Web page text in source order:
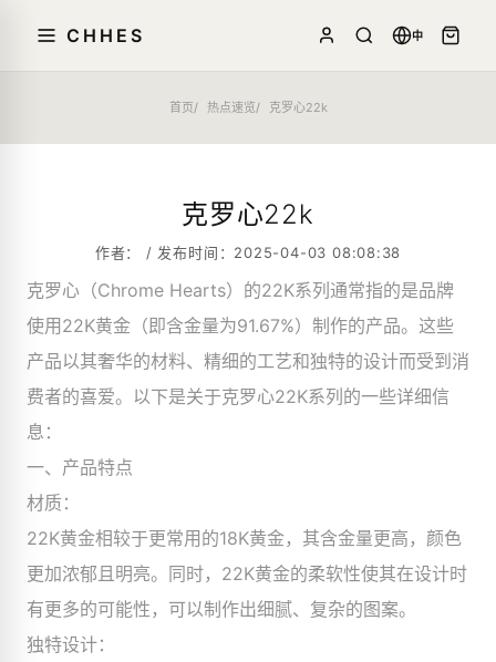
CHHES 中
首页 热点速览 克罗心22k
克罗心22k
作者： / 发布时间：2025-04-03 08:08:38
克罗心（Chrome Hearts）的22K系列通常指的是品牌
使用22K黄金（即含金量为91.67%）制作的产品。这些
产品以其奢华的材料、精细的工艺和独特的设计而受到消
费者的喜爱。以下是关于克罗心22K系列的一些详细信
息：
一、产品特点
材质：
22K黄金相较于更常用的18K黄金，其含金量更高，颜色
更加浓郁且明亮。同时，22K黄金的柔软性使其在设计时
有更多的可能性，可以制作出细腻、复杂的图案。
独特设计：